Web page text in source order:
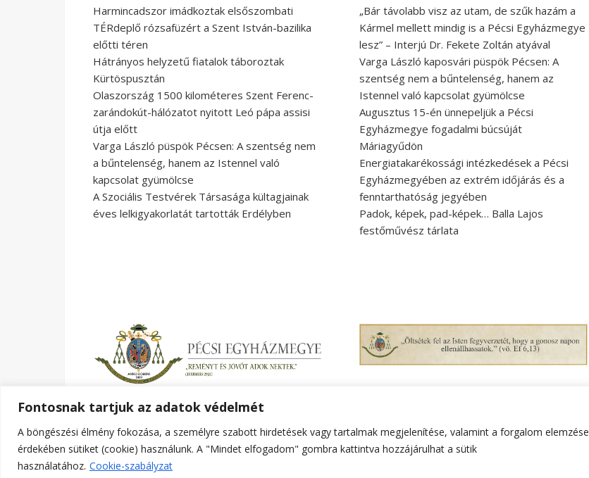
Fontosnak tartjuk az adatok védelmét
A böngészési élmény fokozása, a személyre szabott hirdetések vagy tartalmak megjelenítése, valamint a forgalom elemzése
érdekében sütiket (cookie) használunk. A "Mindet elfogadom" gombra kattintva hozzájárulhat a sütik
használatához. Cookie-szabályzat
Harmincadszor imádkoztak elsőszombati
TÉRdeplő rózsafüzért a Szent István-bazilika
előtti téren
Hátrányos helyzetű fiatalok táboroztak
Kürtöspusztán
Olaszország 1500 kilométeres Szent Ferenc-
zarándokút-hálózatot nyitott Leó pápa assisi
útja előtt
Varga László püspök Pécsen: A szentség nem
a bűntelenség, hanem az Istennel való
kapcsolat gyümölcse
A Szociális Testvérek Társasága kültagjainak
éves lelkigyakorlatát tartották Erdélyben
„Bár távolabb visz az utam, de szűk hazám a
Kármel mellett mindig is a Pécsi Egyházmegye
lesz” – Interjú Dr. Fekete Zoltán atyával
Varga László kaposvári püspök Pécsen: A
szentség nem a bűntelenség, hanem az
Istennel való kapcsolat gyümölcse
Augusztus 15-én ünnepeljük a Pécsi
Egyházmegye fogadalmi búcsúját
Máriagyűdön
Energiatakarékossági intézkedések a Pécsi
Egyházmegyében az extrém időjárás és a
fenntarthatóság jegyében
Padok, képek, pad-képek… Balla Lajos
festőművész tárlata
Ashe a sablont készítette: WP Royal